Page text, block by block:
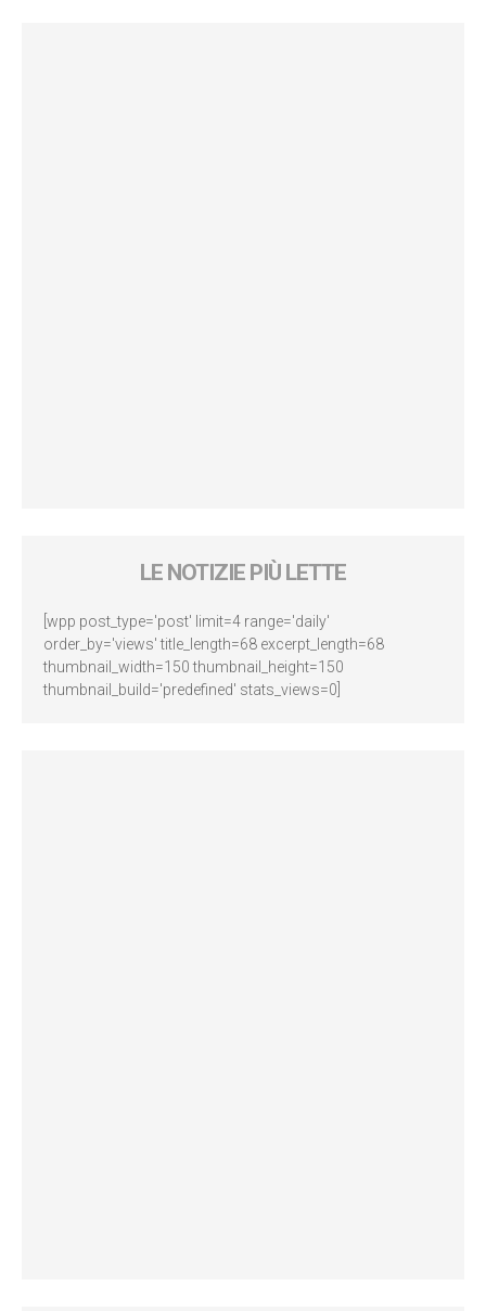
LE NOTIZIE PIÙ LETTE
[wpp post_type='post' limit=4 range='daily'
order_by='views' title_length=68 excerpt_length=68
thumbnail_width=150 thumbnail_height=150
thumbnail_build='predefined' stats_views=0]